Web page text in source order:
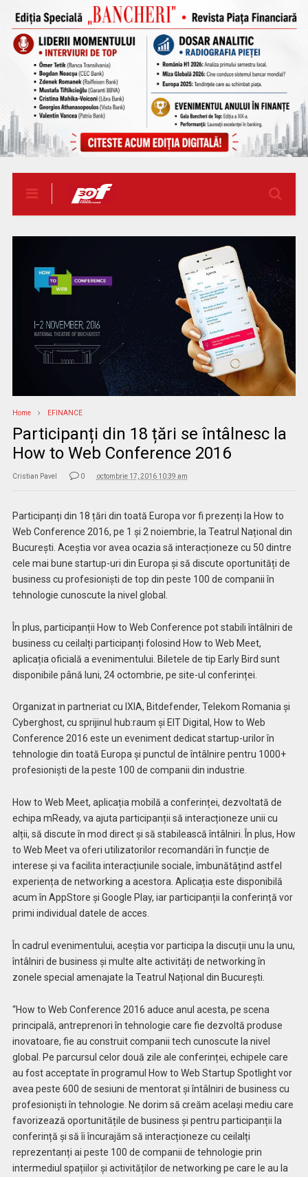
Home EFINANCE
Participanți din 18 țări se întâlnesc la
How to Web Conference 2016
Cristian Pavel 0 octombrie 17, 2016 10:39 am
Participanți din 18 țări din toată Europa vor fi prezenți la How to
Web Conference 2016, pe 1 și 2 noiembrie, la Teatrul Național din
București. Aceștia vor avea ocazia să interacționeze cu 50 dintre
cele mai bune startup-uri din Europa și să discute oportunități de
business cu profesioniști de top din peste 100 de companii în
tehnologie cunoscute la nivel global.
În plus, participanții How to Web Conference pot stabili întâlniri de
business cu ceilalți participanți folosind How to Web Meet,
aplicația oficială a evenimentului. Biletele de tip Early Bird sunt
disponibile până luni, 24 octombrie, pe site-ul conferinței.
Organizat in partneriat cu IXIA, Bitdefender, Telekom Romania și
Cyberghost, cu sprijinul hub:raum și EIT Digital, How to Web
Conference 2016 este un eveniment dedicat startup-urilor în
tehnologie din toată Europa și punctul de întâlnire pentru 1000+
profesioniști de la peste 100 de companii din industrie.
How to Web Meet, aplicația mobilă a conferinței, dezvoltată de
echipa mReady, va ajuta participanții să interacționeze unii cu
alții, să discute în mod direct și să stabilească întâlniri. În plus, How
to Web Meet va oferi utilizatorilor recomandări în funcție de
interese și va facilita interacțiunile sociale, îmbunătățind astfel
experiența de networking a acestora. Aplicația este disponibilă
acum în AppStore și Google Play, iar participanții la conferință vor
primi individual datele de acces.
În cadrul evenimentului, aceștia vor participa la discuții unu la unu,
întâlniri de business și multe alte activități de networking în
zonele special amenajate la Teatrul Național din București.
“How to Web Conference 2016 aduce anul acesta, pe scena
principală, antreprenori în tehnologie care fie dezvoltă produse
inovatoare, fie au construit companii tech cunoscute la nivel
global. Pe parcursul celor două zile ale conferinței, echipele care
au fost acceptate în programul How to Web Startup Spotlight vor
avea peste 600 de sesiuni de mentorat și întâlniri de business cu
profesioniști în tehnologie. Ne dorim să creăm același mediu care
favorizează oportunitățile de business și pentru participanții la
conferință și să îi încurajăm să interacționeze cu ceilalți
reprezentanți ai peste 100 de companii de tehnologie prin
intermediul spațiilor și activităților de networking pe care le au la